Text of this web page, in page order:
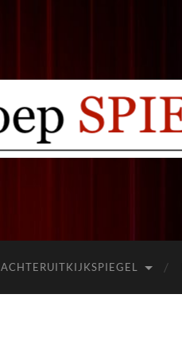
ACHTERUITKIJKSPIEGEL